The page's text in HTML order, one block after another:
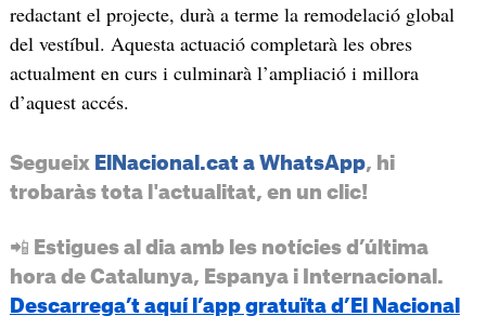
redactant el projecte, durà a terme la remodelació global
del vestíbul. Aquesta actuació completarà les obres
actualment en curs i culminarà l’ampliació i millora
d’aquest accés.
Segueix ElNacional.cat a WhatsApp, hi
trobaràs tota l'actualitat, en un clic!
📲 Estigues al dia amb les notícies d’última
hora de Catalunya, Espanya i Internacional.
Descarrega’t aquí l’app gratuïta d’El Nacional